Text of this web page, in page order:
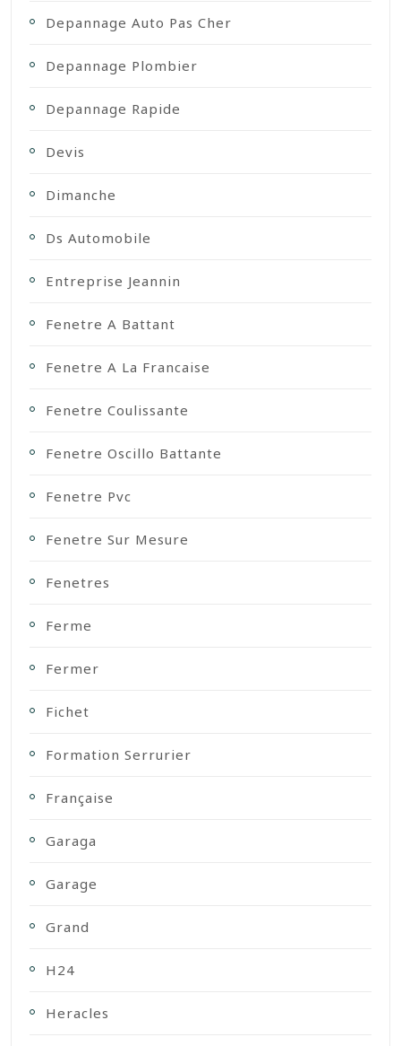
Depannage Auto Pas Cher
Depannage Plombier
Depannage Rapide
Devis
Dimanche
Ds Automobile
Entreprise Jeannin
Fenetre A Battant
Fenetre A La Francaise
Fenetre Coulissante
Fenetre Oscillo Battante
Fenetre Pvc
Fenetre Sur Mesure
Fenetres
Ferme
Fermer
Fichet
Formation Serrurier
Française
Garaga
Garage
Grand
H24
Heracles